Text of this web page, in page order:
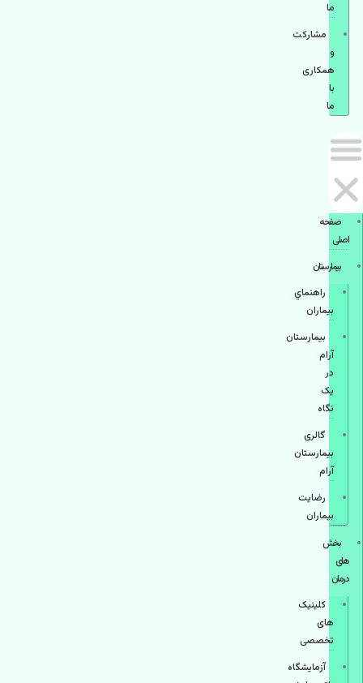
ما
مشاركت
و
همكاری
با
ما
صفحه
اصلی
بيمارستان
راهنماي
بیماران
بیمارستان
آرام
در
یک
نگاه
گالری
بیمارستان
آرام
رضایت
بیماران
بخش
های
درمان
کلینیک
های
تخصصی
آزمایشگاه